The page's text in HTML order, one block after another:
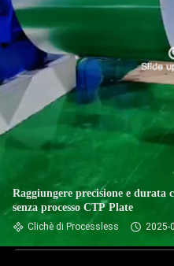
Raggiungere precisione e durata
senza processo CTP Plate
Clichè di Processless 2025-